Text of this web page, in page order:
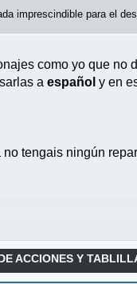
imprescindible para el
como yo que
aespañol y en
tengais ningún
ACCIONES Y